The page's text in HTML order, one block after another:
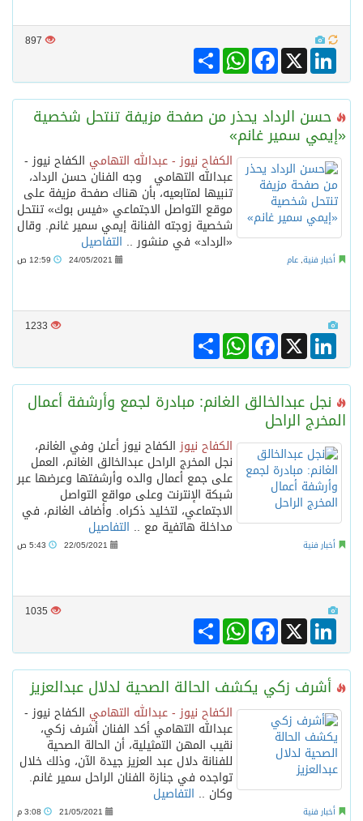
897
Share
WhatsAppFacebook X
LinkedIn
حسن الرداد يحذر من صفحة مزيفة تنتحل شخصية
«إيمي سمير غانم»
الكفاح نيوز - عبدالله التهامي الكفاح نيوز -
عبدالله التهامي وجه الفنان حسن الرداد،
تنبيها لمتابعيه، بأن هناك صفحة مزيفة على
موقع التواصل الاجتماعي «فيس بوك» تنتحل
شخصية زوجته الفنانة إيمي سمير غانم. وقال
«الرداد» في منشور .. التفاصيل
أخبار فنية, عام 24/05/2021
1233
Share
WhatsAppFacebook X
LinkedIn
نجل عبدالخالق الغانم: مبادرة لجمع وأرشفة أعمال
المخرج الراحل
الكفاح نيوزالكفاح نيوز أعلن وفي الغانم،
نجل المخرج الراحل عبدالخالق الغانم، العمل
على جمع أعمال والده وأرشفتها وعرضها عبر
شبكة الإنترنت وعلى مواقع التواصل
الاجتماعي، لتخليد ذكراه. وأضاف الغانم، في
مداخلة هاتفية مع .. التفاصيل
أخبار فنية 22/05/2021
1035
Share
WhatsAppFacebook X
LinkedIn
أشرف زكي يكشف الحالة الصحية لدلال عبدالعزيز
الكفاح نيوز - عبدالله التهامي الكفاح نيوز -
عبدالله التهامي أكد الفنان أشرف زكي،
نقيب المهن التمثيلية، أن الحالة الصحية
للفنانة دلال عبد العزيز جيدة الآن، وذلك خلال
تواجده في جنازة الفنان الراحل سمير غانم.
وكان .. التفاصيل
أخبار فنية 21/05/2021